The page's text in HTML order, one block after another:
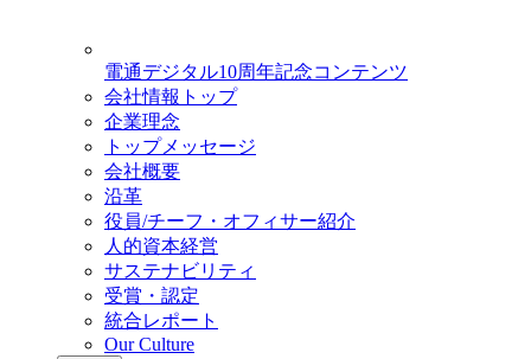
電通デジタル10周年記念コンテンツ
会社情報トップ
企業理念
トップメッセージ
会社概要
沿革
役員/チーフ・オフィサー紹介
人的資本経営
サステナビリティ
受賞・認定
統合レポート
Our Culture